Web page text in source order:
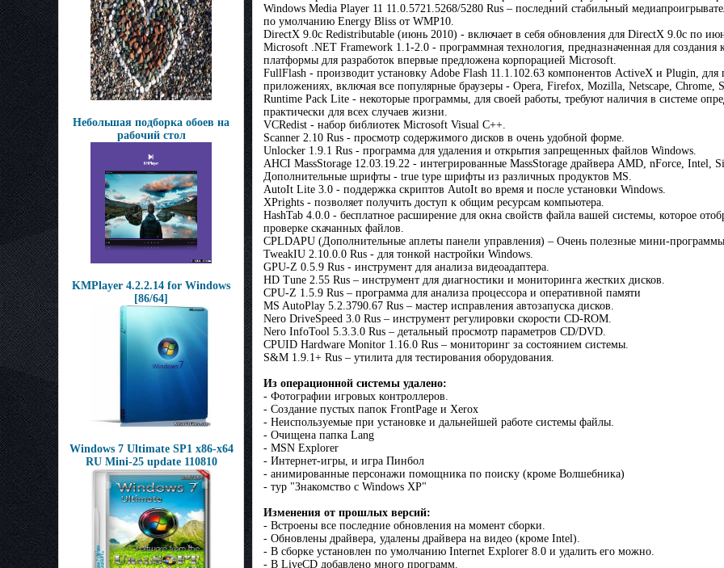
Небольшая подборка обоев на
рабочий стол
KMPlayer 4.2.2.14 for Windows
[86/64]
Windows 7 Ultimate SP1 x86-х64
RU Mini-25 update 110810
Windows Media Player 11 11.0.5721.5268/5280 Rus – последний стабильный
по умолчанию Energy Bliss от WMP10.
DirectX 9.0c Redistributable (июнь 2010) - включает в себя обновления для DirectX 9.0c по
Microsоft .NET Framework 1.1-2.0 - программная технология, предназначенная для
платформы для разработок впервые предложена корпорацией Microsоft.
FullFlash - производит установку Adobe Flash 11.1.102.63 компонентов ActiveX и Plugin,
приложениях, включая все популярные браузеры - Opera, Firefox, Mozilla, Netscape, Chrome,
Runtime Pack Lite - некоторые программы, для своей работы, требуют наличия в системе
практически для всех случаев жизни.
VCRedist - набор библиотек Microsoft Visual C++.
Scanner 2.10 Rus - просмотр содержимого дисков в очень удобной форме.
Unlocker 1.9.1 Rus - программа для удаления и открытия запрещенных файлов Windows.
AHCI MassStorage 12.03.19.22 - интегрированные MassStorage драйвера AMD, nForce,
Дополнительные шрифты - true type шрифты из различных продуктов MS.
AutoIt Lite 3.0 - поддержка скриптов AutoIt во время и после установки Windows.
XPrights - позволяет получить доступ к общим ресурсам компьютера.
HashTab 4.0.0 - бесплатное расширение для окна свойств файла вашей системы, которое
проверке скачанных файлов.
CPLDAPU (Дополнительные аплеты панели управления) – Очень полезные мини-
TweakIU 2.10.0.0 Rus - для тонкой настройки Windows.
GPU-Z 0.5.9 Rus - инструмент для анализа видеоадаптера.
HD Tune 2.55 Rus – инструмент для диагностики и мониторинга жестких дисков.
CPU-Z 1.5.9 Rus – программа для анализа процессора и оперативной памяти
MS AutoPlay 5.2.3790.67 Rus – мастер исправления автозапуска дисков.
Nero DriveSpeed 3.0 Rus – инcтрумент регулировки скорости CD-ROM.
Nero InfoTool 5.3.3.0 Rus – детальный просмотр параметров CD/DVD.
CPUID Hardware Monitor 1.16.0 Rus – мониторинг за состоянием системы.
S&M 1.9.1+ Rus – утилита для тестирования оборудования.
Из операционной системы удалено:
- Фотографии игровых контроллеров.
- Создание пустых папок FrontPage и Xerox
- Неиспользуемые при установке и дальнейшей работе системы файлы.
- Очищена папка Lang
- MSN Explorer
- Интернет-игры, и игра Пинбол
- анимированные персонажи помощника по поиску (кроме Волшебника)
- тур "Знакомство с Windows XP"
Изменения от прошлых версий:
- Встроены все последние обновления на момент сборки.
- Обновлены драйвера, удалены драйвера на видео (кроме Intel).
- В сборке установлен по умолчанию Internet Explorer 8.0 и удалить его можно.
- В LiveCD добавлено много программ.